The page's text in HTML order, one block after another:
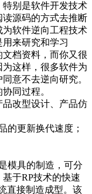
别是软件开发技术
源码的方式去推断
软件逆向工程技术
来研究和学习
档资料，而你又很
这样，很多软件为
意不去逆向研究。
同过程。
改型设计、产品仿
的更新换代速度；
模具的制造，可分
于RP技术的快速
直接制造成型。该